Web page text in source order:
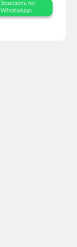
Заказать по
WhatsApp